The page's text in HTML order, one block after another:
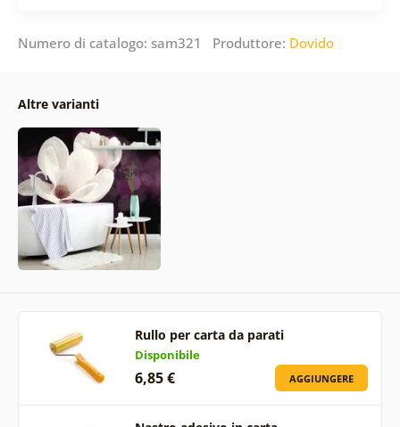
Numero di catalogo: sam321 Produttore: Dovido
Altre varianti
Rullo per carta da parati
Disponibile
6,85 € AGGIUNGERE